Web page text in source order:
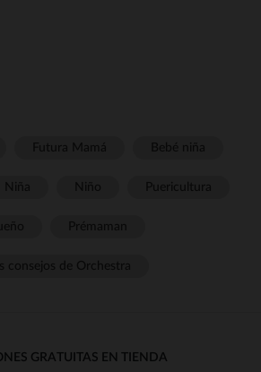
GRATUITAS EN TIENDA